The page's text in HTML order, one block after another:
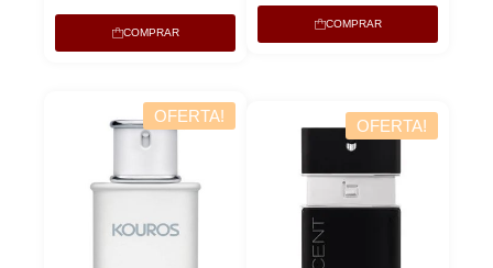
COMPRAR
COMPRAR
OFERTA! OFERTA!